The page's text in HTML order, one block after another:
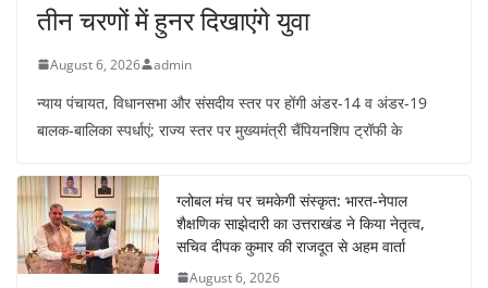
तीन चरणों में हुनर दिखाएंगे युवा
August 6, 2026 admin
न्याय पंचायत, विधानसभा और संसदीय स्तर पर होंगी अंडर-14 व अंडर-19
बालक-बालिका स्पर्धाएं; राज्य स्तर पर मुख्यमंत्री चैंपियनशिप ट्रॉफी के
ग्लोबल मंच पर चमकेगी संस्कृत: भारत-नेपाल
शैक्षणिक साझेदारी का उत्तराखंड ने किया नेतृत्व,
सचिव दीपक कुमार की राजदूत से अहम वार्ता
August 6, 2026